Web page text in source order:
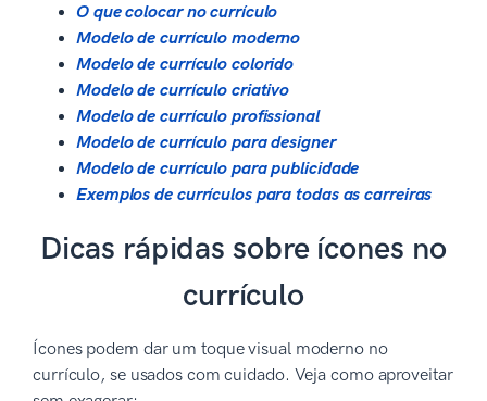
O que colocar no currículo
Modelo de currículo moderno
Modelo de currículo colorido
Modelo de currículo criativo
Modelo de currículo profissional
Modelo de currículo para designer
Modelo de currículo para publicidade
Exemplos de currículos para todas as carreiras
Dicas rápidas sobre ícones no
currículo
Ícones podem dar um toque visual moderno no
currículo, se usados com cuidado. Veja como aproveitar